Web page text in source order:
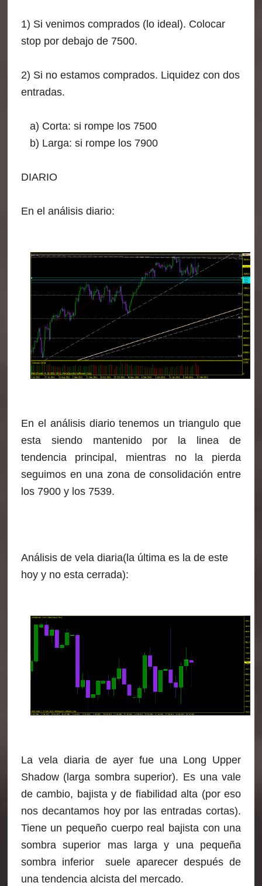
1) Si venimos comprados (lo ideal). Colocar
stop por debajo de 7500.
2) Si no estamos comprados. Liquidez con dos
entradas.
a) Corta: si rompe los 7500
b) Larga: si rompe los 7900
DIARIO
En el análisis diario:
En el análisis diario tenemos un triangulo que
esta siendo mantenido por la linea de
tendencia principal, mientras no la pierda
seguimos en una zona de consolidación entre
los 7900 y los 7539.
Análisis de vela diaria(la última es la de este
hoy y no esta cerrada):
La vela diaria de ayer fue una Long Upper
Shadow (larga sombra superior). Es una vale
de cambio, bajista y de fiabilidad alta (por eso
nos decantamos hoy por las entradas cortas).
Tiene un pequeño cuerpo real bajista con una
sombra superior mas larga y una pequeña
sombra inferior suele aparecer después de
una tendencia alcistadel mercado.